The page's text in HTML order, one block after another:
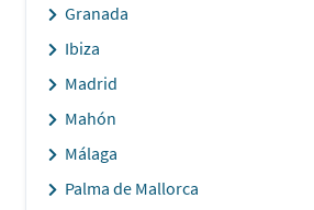
Granada
Ibiza
Madrid
Mahón
Málaga
Palma de Mallorca